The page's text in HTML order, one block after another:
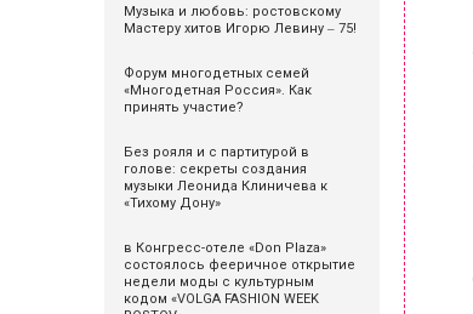
Музыка и любовь: ростовскому
Мастеру хитов Игорю Левину ‒ 75!
Форум многодетных семей
«Многодетная Россия». Как
принять участие?
Без рояля и с партитурой в
голове: секреты создания
музыки Леонида Клиничева к
«Тихому Дону»
в Конгресс-отеле «Don Plaza»
состоялось фееричное открытие
недели моды с культурным
кодом «VOLGA FASHION WEEK